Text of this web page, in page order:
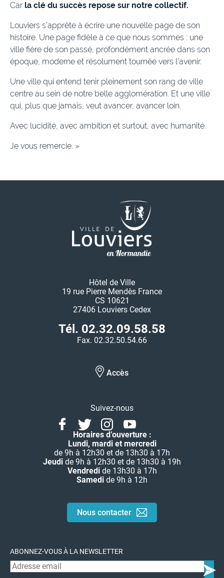
Car la clé du succès repose sur notre collectif.
Louviers s’apprête à écrire une nouvelle page de son
histoire. Une page fidèle à ce que nous sommes : une
ville fière de son passé, profondément ancrée dans son
époque, moderne et résolument tournée vers l’avenir.
Une ville qui entend tenir pleinement son rang de ville
centre au sein de notre belle agglomération. Et une ville
qui, plus que jamais, veut avancer, avancer loin.
Avec lucidité, avec ambition et surtout, avec humanité.
Je vous remercie. »
Hôtel de Ville
19 rue Pierre Mendès France
CS 10621
27406 Louviers Cedex
Tél. 02.32.09.58.58
Fax. 02.32.50.54.66
Accès
Suivez-nous
FacebookTwitterInstagramYoutube
Horaires d’ouverture :
Lundi, mardi et mercredi
de 9h à 12h30 et de 13h30 à 17h
Jeudi de 9h à 12h30 et de 13h30 à 19h
Vendredide 13h30 à 17h
Samedi de 9h à 12h
Nous contacter
ABONNEZ-VOUS À LA NEWSLETTER